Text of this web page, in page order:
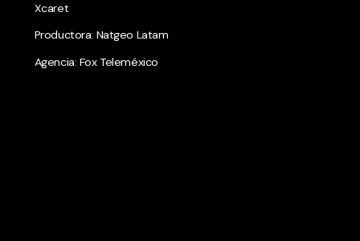
Xcaret
Productora: Natgeo Latam
Agencia: Fox Teleméxico